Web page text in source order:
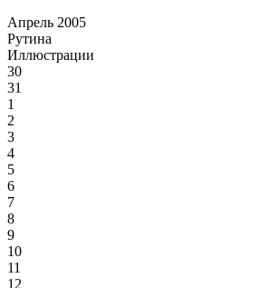
Апрель 2005
Рутина
Иллюстрации
30
31
1
2
3
4
5
6
7
8
9
10
11
12